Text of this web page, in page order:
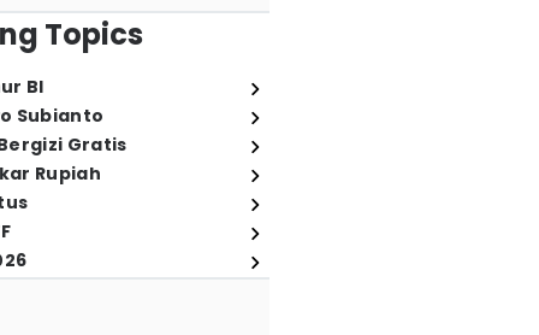
Topics
BI
Subianto
Gratis
Rupiah